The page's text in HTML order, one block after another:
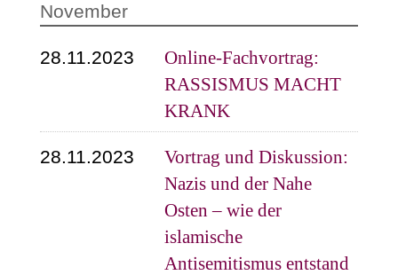
November
28.11.2023
Online-Fachvortrag:
RASSISMUS MACHT
KRANK
28.11.2023
Vortrag und Diskussion:
Nazis und der Nahe
Osten – wie der
islamische
Antisemitismus entstand